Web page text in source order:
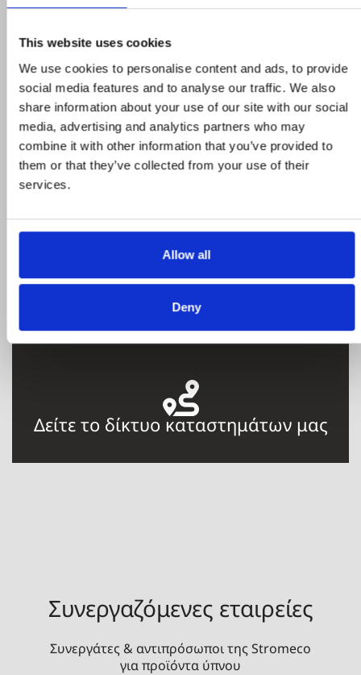
This website uses cookies
We use cookies to personalise content and ads, to provide
social media features and to analyse our traffic. We also
share information about your use of our site with our social
media, advertising and analytics partners who may
combine it with other information that you’ve provided to
them or that they’ve collected from your use of their
services.
Allow all
Deny
Προϊόντα σε προσφορά
Δείτε ολα τα προϊόντα μας που εχουν
προσφορά και επωφεληθείτε για τις αγορές
σας
Δείτε το δίκτυο καταστημάτων μας
Συνεργαζόμενες εταιρείες
Συνεργάτες & αντιπρόσωποι της Stromeco
για προϊόντα ύπνου